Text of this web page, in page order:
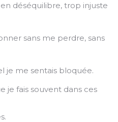
déséquilibre, trop injuste
sans me perdre, sans
je me sentais bloquée.
je fais souvent dans ces